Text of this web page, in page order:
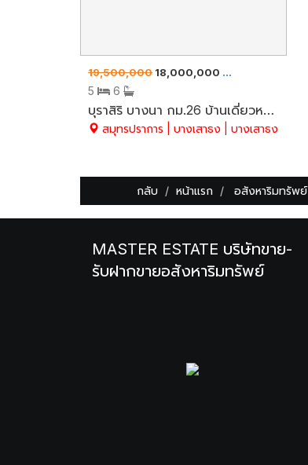
19,500,000 18,000,000 ขาย
5
6
บุราสิริ บางนา กม.26 บ้านเดี่ยวหลังใหญ่ 159 ตร.ว. หน้าบ้านวิวสวน แบบบ้านเรือนสุพรรณิการ์ พท.ใช้สอย 296 ม้ มีระบบ Cooliving คุณภาพแสนสิริ
สมุทรปราการ | บางเสาธง | บางเสาธง
กลับ หน้าแรก อสังหาริมทรัพย์
MASTER ESTATE บริษัทขาย-
รับฝากขายอสังหาริมทรัพย์